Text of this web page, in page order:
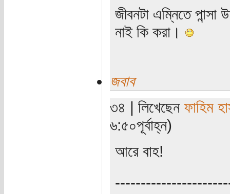
জীবনটা এম্নিতে
নাই কি করা।
জবাব
৩৪ | লিখেছেন ফাহিম
৬:৫০পূর্বাহ্ন)
আরে বাহ!